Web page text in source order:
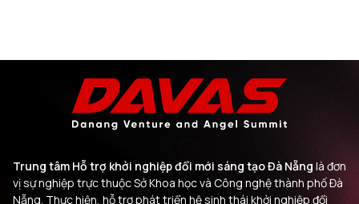
Trung tâm Hỗ trợ khởi nghiệp đổi mới sáng tạo Đà Nẵng là đơn
vị sự nghiệp trực thuộc Sở Khoa học và Công nghệ thành phố Đà
Nẵng. Thực hiện, hỗ trợ phát triển hệ sinh thái khởi nghiệp đổi